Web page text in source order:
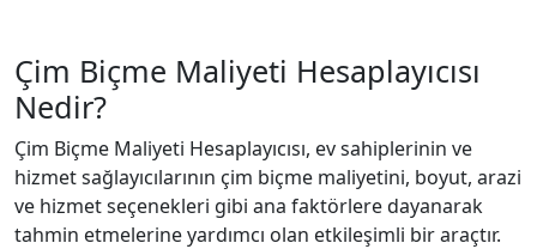
Çim Biçme Maliyeti Hesaplayıcısı
Nedir?
Çim Biçme Maliyeti Hesaplayıcısı, ev sahiplerinin ve
hizmet sağlayıcılarının çim biçme maliyetini, boyut, arazi
ve hizmet seçenekleri gibi ana faktörlere dayanarak
tahmin etmelerine yardımcı olan etkileşimli bir araçtır.